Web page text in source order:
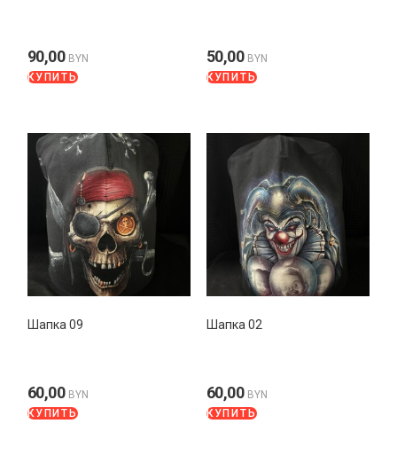
90,00 BYN
КУПИТЬ
50,00 BYN
КУПИТЬ
Шапка 09
60,00 BYN
КУПИТЬ
Шапка 02
60,00 BYN
КУПИТЬ